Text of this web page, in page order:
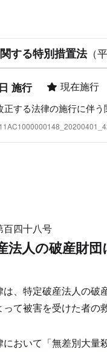
する特別措置法（
施行 現在施行
正する法律の施行に伴
百四十八号
法人の破産財
は、特定破産法人の破
て被害を受けた者の
において「無差別大量